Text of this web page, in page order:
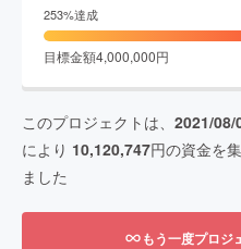
253%達成
目標金額4,000,000円
このプロジェクトは、 2021/08/
により 10,120,747円の資金を
ました
もう一度プロジ